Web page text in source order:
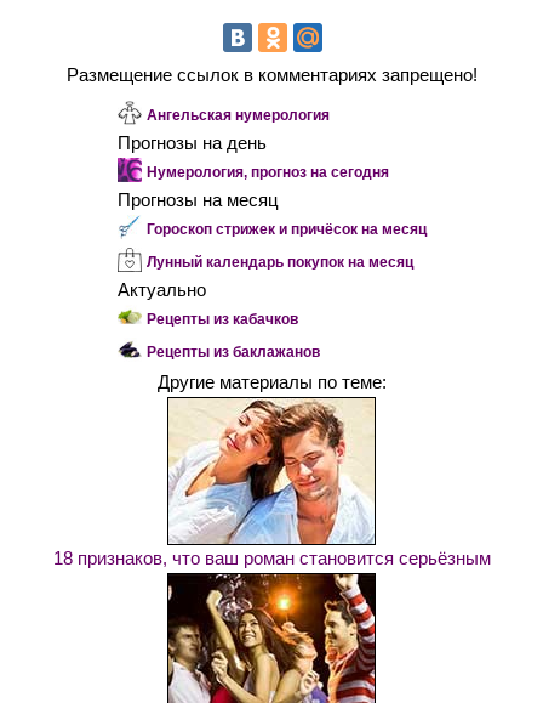
Размещение ссылок в комментариях запрещено!
Ангельская нумерология
Прогнозы на день
Нумерология, прогноз на сегодня
Прогнозы на месяц
Гороскоп стрижек и причёсок на месяц
Лунный календарь покупок на месяц
Актуально
Рецепты из кабачков
Рецепты из баклажанов
Другие материалы по теме:
18 признаков, что ваш роман становится серьёзным